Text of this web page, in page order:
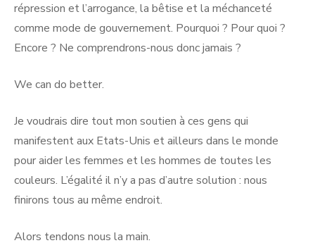
répression et l’arrogance, la bêtise et la méchanceté
comme mode de gouvernement. Pourquoi ? Pour quoi ?
Encore ? Ne comprendrons-nous donc jamais ?
We can do better.
Je voudrais dire tout mon soutien à ces gens qui
manifestent aux Etats-Unis et ailleurs dans le monde
pour aider les femmes et les hommes de toutes les
couleurs. L’égalité il n’y a pas d’autre solution : nous
finirons tous au même endroit.
Alors tendons nous la main.